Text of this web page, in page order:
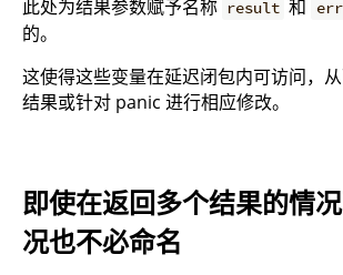
此处为结果参数赋予名称 result 和 err
的。
这使得这些变量在延迟闭包内可访问，
结果或针对 panic 进行相应修改。
即使在返回多个结果的情
况也不必命名